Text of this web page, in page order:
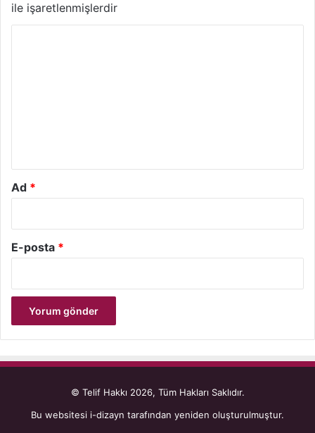
ile işaretlenmişlerdir
Ad *
E-posta *
© Telif Hakkı 2026, Tüm Hakları Saklıdır.
Bu websitesi i-dizayn tarafından yeniden oluşturulmuştur.